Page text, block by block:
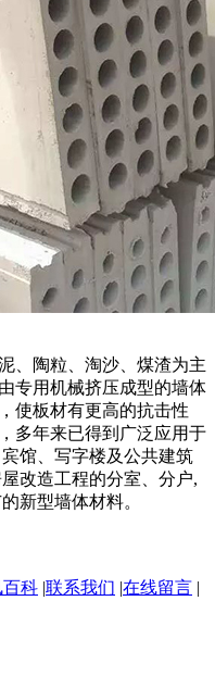
、陶粒、淘沙、煤渣为主
专用机械挤压成型的墙体
使板材有更高的抗击性
多年来已得到广泛应用于
馆、写字楼及公共建筑
改造工程的分室、分户,
新型墙体材料。
百科 |联系我们 |在线留言 |